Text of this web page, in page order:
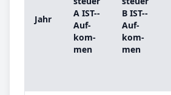
Jahr
A IST-­
Auf­
kom­
men
B IST-­
Auf­
kom­
men